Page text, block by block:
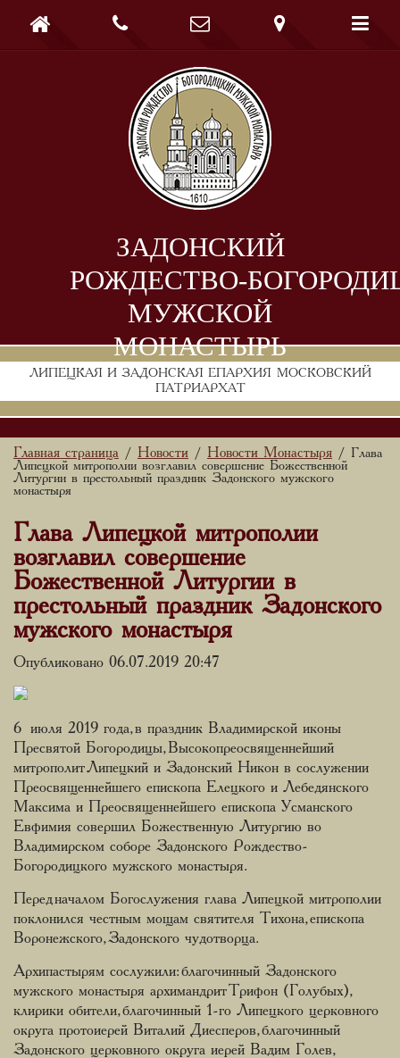
ЗАДОНСКИЙ
РОЖДЕСТВО-
МУЖСКОЙ
МОНАСТЫРЬ
ЛИПЕЦКАЯ И ЗАДОНСКАЯ ЕПАРХИЯ МОСКОВСКИЙ
ПАТРИАРХАТ
    
Главная страница / Новости / Новости Монастыря / Глава
Липецкой митрополии возглавил совершение Божественной
Литургии в престольный праздник Задонского мужского
монастыря
Глава Липецкой митрополии
возглавил совершение
Божественной Литургии в
престольный праздник Задонского
мужского монастыря
Опубликовано 06.07.2019 20:47
6 июля 2019 года, в праздник Владимирской иконы
Пресвятой Богородицы, Высокопреосвященнейший
митрополит Липецкий и Задонский Никон в сослужении
Преосвященнейшего епископа Елецкого и Лебедянского
Максима и Преосвященнейшего епископа Усманского
Евфимия совершил Божественную Литургию во
Владимирском соборе Задонского Рождество-
Богородицкого мужского монастыря.
Перед началом Богослужения глава Липецкой митрополии
поклонился честным мощам святителя Тихона, епископа
Воронежского, Задонского чудотворца.
Архипастырям сослужили: благочинный Задонского
мужского монастыря архимандрит Трифон (Голубых),
клирики обители, благочинный 1-го Липецкого церковного
округа протоиерей Виталий Диесперов, благочинный
Задонского церковного округа иерей Вадим Голев,